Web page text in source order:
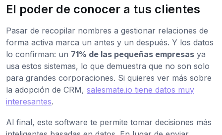
El poder de conocer a tus clientes
Pasar de recopilar nombres a gestionar relaciones de
forma activa marca un antes y un después. Y los datos
lo confirman: un 71% de las pequeñas empresas ya
usa estos sistemas, lo que demuestra que no son solo
para grandes corporaciones. Si quieres ver más sobre
la adopción de CRM, salesmate.io tiene datos muy
interesantes.
Al final, este software te permite tomar decisiones más